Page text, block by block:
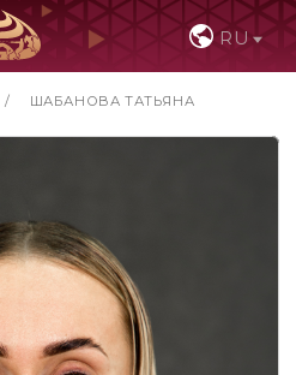
RU
/ ШАБАНОВА ТАТЬЯНА